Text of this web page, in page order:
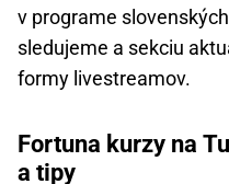
v programe
sledujeme a sekciu
formy livestreamov.
Fortuna kurzy na
a tipy